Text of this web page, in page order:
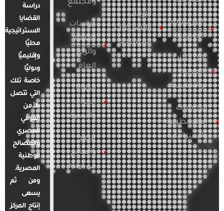
الدراسات
الأوروبية
الدراسات
العربية
والإقليمية
الدراسات
الفلسطينية
والإسرائيلية
الإرهاب
والصراعات
المسلحة
ومجتمع
دراسات
الإعلام
والرأي
العام
قضايا
المرأة
والأسرة
مصر
والعالم
في أرقام
دراسة
القضايا
الاستراتيجية
محليًا
وإقليميًا
ودوليًا
خاصة تلك
التي تتصل
بالأمن
القومي
المصري
والمصالح
الوطنية
المصرية.
ومن ثم
يسعى
إنتاج المركز